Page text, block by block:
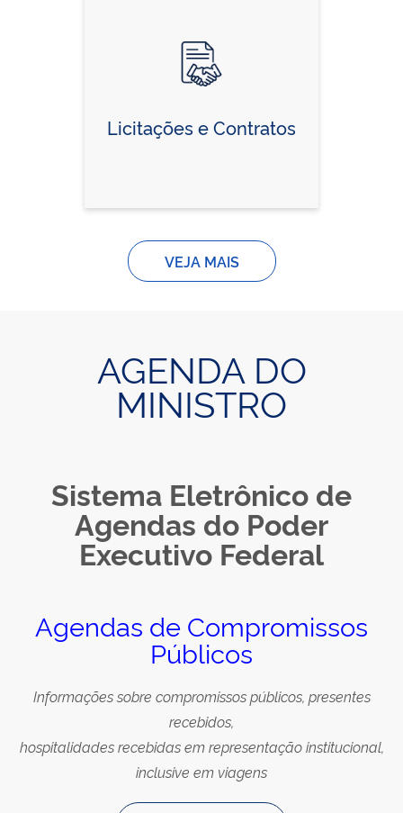
Licitações e Contratos
VEJA MAIS
AGENDA DO
MINISTRO
Sistema Eletrônico de
Agendas do Poder
Executivo Federal
Agendas de Compromissos
Públicos
Informações sobre compromissos públicos, presentes
recebidos,
hospitalidades recebidas em representação institucional,
inclusive em viagens